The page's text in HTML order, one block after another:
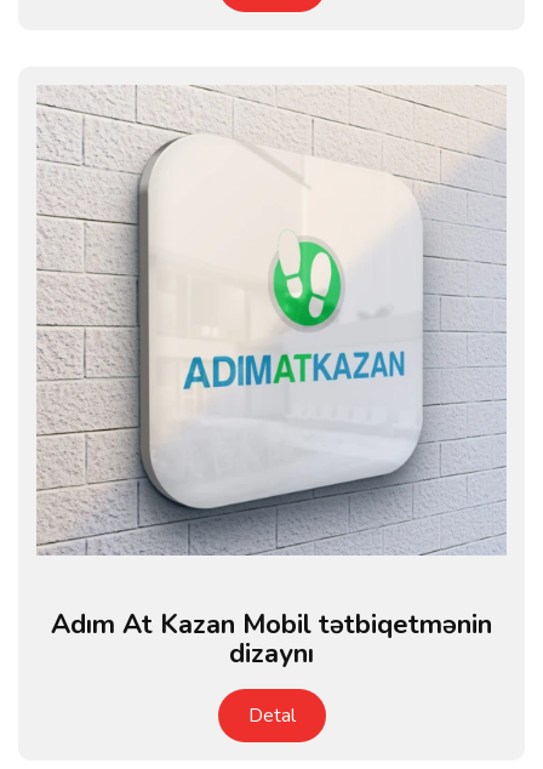
Adım At Kazan Mobil tətbiqetmənin
dizaynı
Detal